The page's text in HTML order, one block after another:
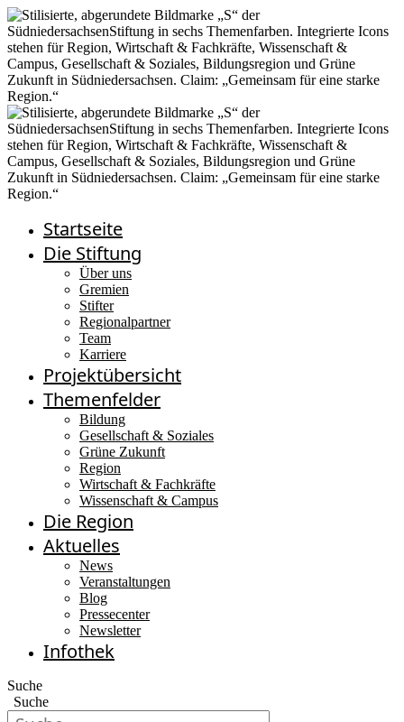
Startseite
Die Stiftung
Über uns
Gremien
Stifter
Regionalpartner
Team
Karriere
Projektübersicht
Themenfelder
Bildung
Gesellschaft & Soziales
Grüne Zukunft
Region
Wirtschaft & Fachkräfte
Wissenschaft & Campus
Die Region
Aktuelles
News
Veranstaltungen
Blog
Pressecenter
Newsletter
Infothek
Suche
Suche